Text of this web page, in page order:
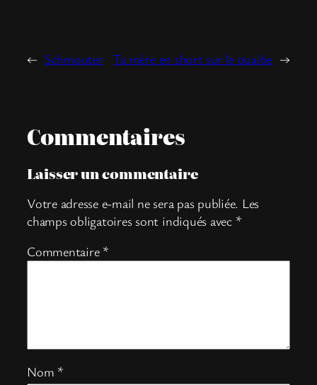
← Schmouter Ta mère en short sur le ouaibe →
Commentaires
Laisser un commentaire
Votre adresse e-mail ne sera pas publiée. Les
champs obligatoires sont indiqués avec *
Commentaire *
Nom *